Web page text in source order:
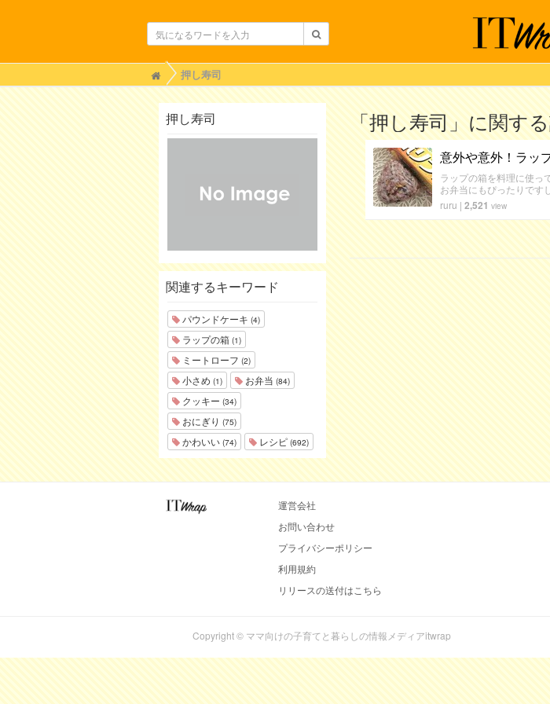
H
o
m
押し寿司
押し寿司
関連するキーワード
パウンドケーキ (4)
ラップの箱 (1)
ミートローフ (2)
小さめ (1) お弁当 (84)
クッキー (34)
おにぎり (75)
かわいい (74) レシピ (692)
「押し寿司」に関す
意外や意外！ラッ
ラップの箱を料理に使っ
お弁当にもぴったりです
ruru | 2,521 view
運営会社
お問い合わせ
プライバシーポリシー
利用規約
リリースの送付はこちら
Copyright © ママ向けの子育てと暮らしの情報メディアitwrap